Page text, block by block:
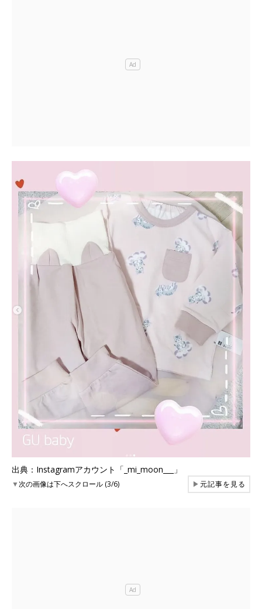
出典：Instagramアカウント「_mi_moon___」
▼次の画像は下へスクロール (3/6) ▶元記事を見る